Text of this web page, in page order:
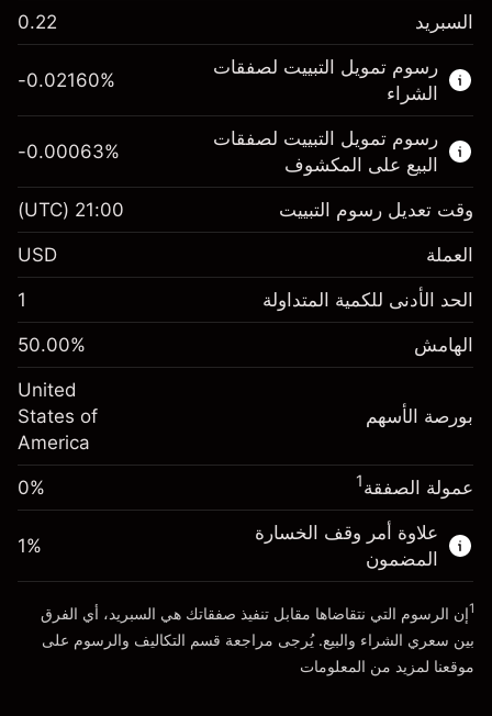
هذا السوق المالي متاح للتداول من خلال عقود
الفروقات.
اعرف المزيد عن:
عقود الفروقات
السبريد 0.22
رسوم تمويل التبييت لصفقات
الشراء
$1,000.00
رسوم التبييت
الرسوم من قيمة الصفقة الكاملة
%
(-$0.43)
حجم الصفقة بالرافعة المالية ~$2,000.00
الأموال من الرافعة المالية ~ دولار
انتقل إلى المنصة
-0.02160%
رسوم تمويل التبييت لصفقات
البيع على المكشوف
الهامش. استثمارك $1,000.00
رسوم التبييت
الرسوم من قيمة الصفقة الكاملة
-0.000626
%
(-$0.01)
حجم الصفقة بالرافعة المالية ~
الأموال من الرافعة المالية ~ دولار
انتقل إلى المنصة
-0.00063%
وقت تعديل رسوم التبييت 21:00
(UTC)
العملة USD
الحد الأدنى للكمية المتداولة 1
الهامش 50.00%
بورصة الأسهم
United
States of
America
عمولة الصفقة1
0%
علاوة أمر وقف الخسارة
المضمون
1%
1إن الرسوم التي نتقاضاها مقابل تنفيذ صفقاتك هي السبريد، أي الفرق
بين سعري الشراء والبيع. يُرجى مراجعة قسم التكاليف والرسوم على
موقعنا لمزيد من المعلومات